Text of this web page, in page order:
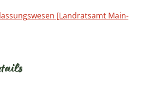
[Landratsamt Main-